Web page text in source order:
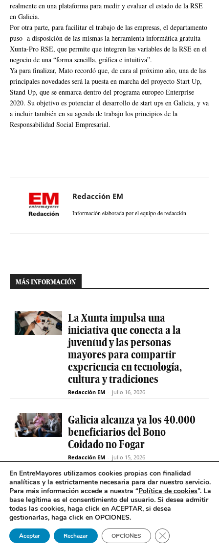
realmente en una plataforma para medir y evaluar el estado de la RSE
en Galicia.
Por otra parte, para facilitar el trabajo de las empresas, el departamento
puso a disposición de las mismas la herramienta informática gratuita
Xunta-Pro RSE, que permite que integren las variables de la RSE en el
negocio de una “forma sencilla, gráfica e intuitiva”.
Ya para finalizar, Mato recordó que, de cara al próximo año, una de las
principales novedades será la puesta en marcha del proyecto Start Up,
Stand Up, que se enmarca dentro del programa europeo Enterprise
2020. Su objetivo es potenciar el desarrollo de start ups en Galicia, y va
a incluir también en su agenda de trabajo los principios de la
Responsabilidad Social Empresarial.
Redacción EM
Información elaborada por el equipo de redacción.
MÁS INFORMACIÓN
La Xunta impulsa una
iniciativa que conecta a la
juventud y las personas
mayores para compartir
experiencia en tecnología,
cultura y tradiciones
Redacción EM - julio 16, 2026
Galicia alcanza ya los 40.000
beneficiarios del Bono
Coidado no Fogar
Redacción EM - julio 15, 2026
Fabiola García destaca el
compromiso de la Xunta de
Galicia con el SAF
Redacción EM - julio 15, 2026
En EntreMayores utilizamos cookies propias con finalidad
analíticas y la estrictamente necesaria para dar nuestro servicio.
Para más información accede a nuestra “Política de cookies”. La
base legítima es el consentimiento del usuario. Si desea admitir
todas las cookies, haga click en ACEPTAR, si desea
gestionarlas, haga click en OPCIONES.
Aceptar Rechazar OPCIONES Cerrar el banner